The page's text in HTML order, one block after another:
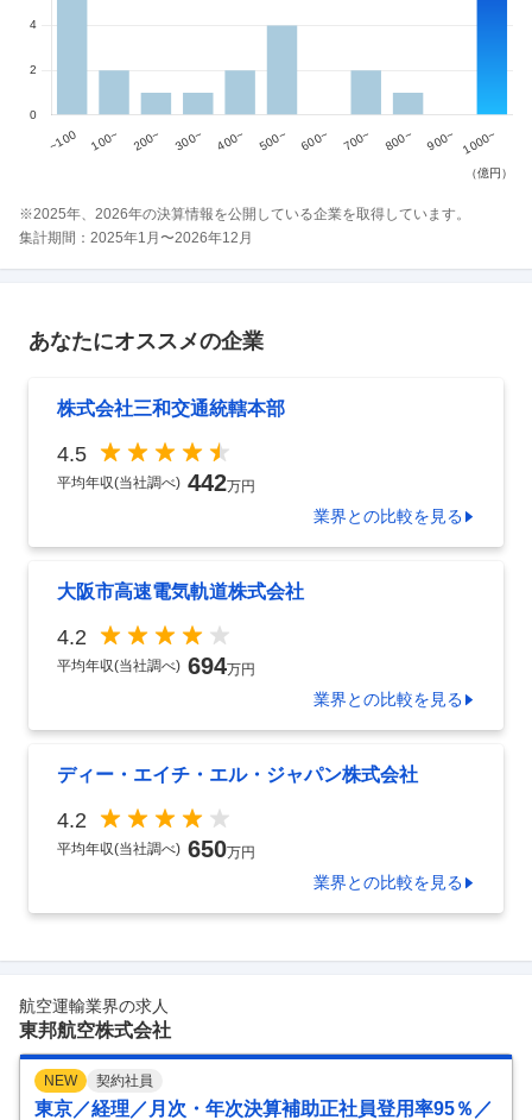
※2025年、 2026年の決算情報を公開している企業を取得しています。
集計期間： 2025年1 月〜2026年12 月
あなたにオススメの企業
株式会社三和交通統轄本部
4.5
平均年収(当社調べ) 442万円
業界との比較を見る
大阪市高速電気軌道株式会社
4.2
平均年収(当社調べ) 694万円
業界との比較を見る
ディー・エイチ・エル・ジャパン株式会社
4.2
平均年収(当社調べ) 650万円
業界との比較を見る
航空運輸業界の求人
東邦航空株式会社
NEW 契約社員
東京／経理／月次・年次決算補助正社員登用率95％／